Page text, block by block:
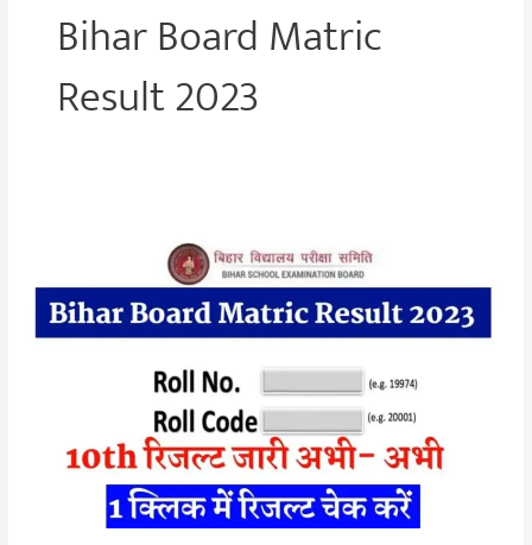
Bihar Board Matric
Result 2023
Result
Check